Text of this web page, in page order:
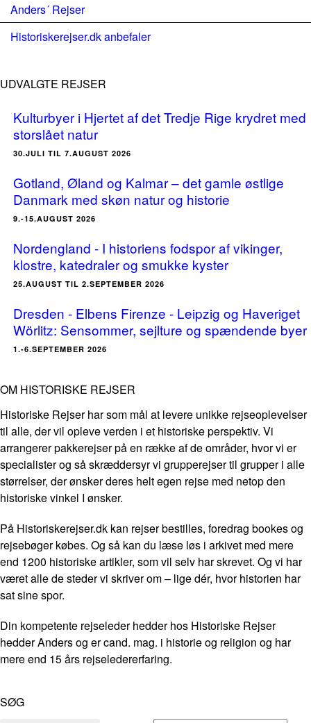
Anders´ Rejser
Historiskerejser.dk anbefaler
UDVALGTE REJSER
Kulturbyer i Hjertet af det Tredje Rige krydret med
storslået natur
30.JULI TIL 7.AUGUST 2026
Gotland, Øland og Kalmar – det gamle østlige
Danmark med skøn natur og historie
9.-15.AUGUST 2026
Nordengland - I historiens fodspor af vikinger,
klostre, katedraler og smukke kyster
25.AUGUST TIL 2.SEPTEMBER 2026
Dresden - Elbens Firenze - Leipzig og Haveriget
Wörlitz: Sensommer, sejlture og spændende byer
1.-6.SEPTEMBER 2026
OM HISTORISKE REJSER
Historiske Rejser har som mål at levere unikke rejseoplevelser
til alle, der vil opleve verden i et historiske perspektiv. Vi
arrangerer pakkerejser på en række af de områder, hvor vi er
specialister og så skræddersyr vi grupperejser til grupper i alle
størrelser, der ønsker deres helt egen rejse med netop den
historiske vinkel I ønsker.
På Historiskerejser.dk kan rejser bestilles, foredrag bookes og
rejsebøger købes. Og så kan du læse løs i arkivet med mere
end 1200 historiske artikler, som vil selv har skrevet. Og vi har
været alle de steder vi skriver om – lige dér, hvor historien har
sat sine spor.
Din kompetente rejseleder hedder hos Historiske Rejser
hedder Anders og er cand. mag. i historie og religion og har
mere end 15 års rejseledererfaring.
SØG